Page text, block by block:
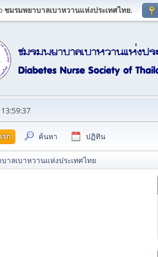
ชมรมพยาบาลเบาหวานแห่งประเทศไทย.
ก ค้นหา ปฏิทิน
าลเบาหวานแห่งประเทศไทย